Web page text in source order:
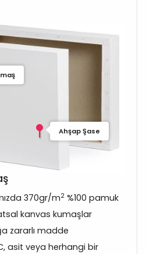
Ahşap Şase
370gr/m2 %100 pamuk
kanvas kumaşlar
zararlı madde
asit veya herhangi bir